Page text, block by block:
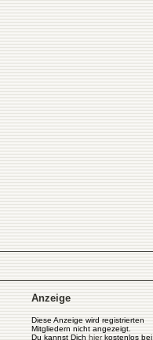
Anzeige
Diese Anzeige wird registrierten
Mitgliedern nicht angezeigt.
Du kannst Dich hierkostenlos bei